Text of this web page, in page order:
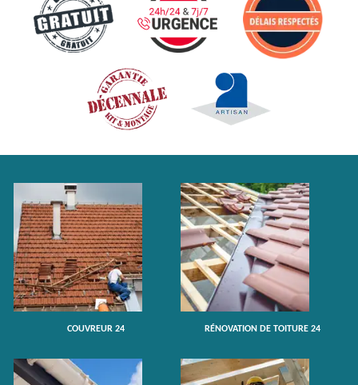
COUVREUR 24 RÉNOVATION DE TOITURE 24